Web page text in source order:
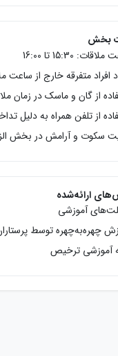
بخش
15:30 تا 16:00
افراد متفرقه خارج از ساعت
از گان و ماسک در زمان
از تلفن همراه به دلیل
سکوت و آرامش در بخش
ارائه‌شده
آموزشی
چهره‌به‌چهره توسط
آموزشی ترخیص